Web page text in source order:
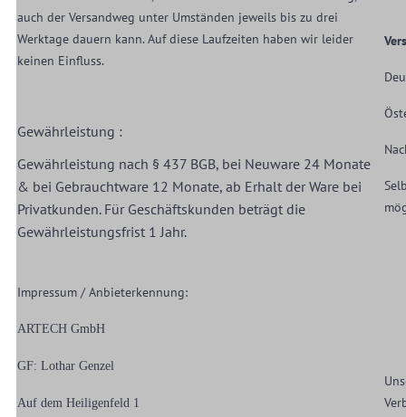
auch der Versandweg unter Umständen jeweils bis zu drei
Werktage dauern kann. Auf diese Laufzeiten haben wir leider
keinen Einfluss.
Gewährleistung :
Gewährleistung nach § 437 BGB, bei Neuware 24 Monate
& bei Gebrauchtware 12 Monate, ab Erhalt der Ware bei
Privatkunden. Für Geschäftskunden beträgt die
Gewährleistungsfrist 1 Jahr.
Impressum / Anbieterkennung:
ARTECH GmbH
GF: Lothar Genzel
Auf dem Heiligenfeld 1